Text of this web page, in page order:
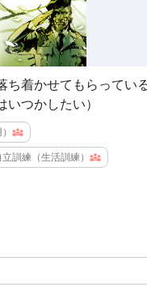
、知的な会話をしたいと
ルトの設定のAIアシスタ
する内容の出典などは学
記) ……趣味嗜好が
） まあ、個人的にはこ
誰にどうされたいか」を
ことを決めていくといい
ち着かせてもらってい
いつかしたい）
訓練（生活訓練）